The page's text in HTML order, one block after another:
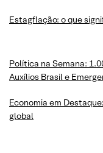
Estagflação: o que
Política na Semana:
Auxílios Brasil e
Economia em
global